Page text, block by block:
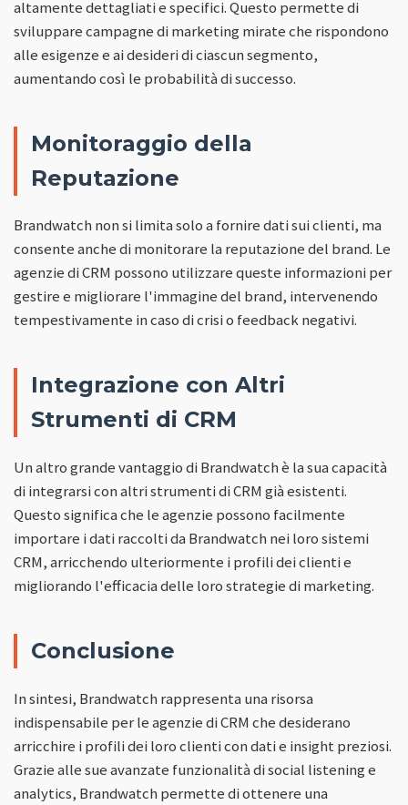
altamente dettagliati e specifici. Questo permette di
sviluppare campagne di marketing mirate che rispondono
alle esigenze e ai desideri di ciascun segmento,
aumentando così le probabilità di successo.
Monitoraggio della
Reputazione
Brandwatch non si limita solo a fornire dati sui clienti, ma
consente anche di monitorare la reputazione del brand. Le
agenzie di CRM possono utilizzare queste informazioni per
gestire e migliorare l'immagine del brand, intervenendo
tempestivamente in caso di crisi o feedback negativi.
Integrazione con Altri
Strumenti di CRM
Un altro grande vantaggio di Brandwatch è la sua capacità
di integrarsi con altri strumenti di CRM già esistenti.
Questo significa che le agenzie possono facilmente
importare i dati raccolti da Brandwatch nei loro sistemi
CRM, arricchendo ulteriormente i profili dei clienti e
migliorando l'efficacia delle loro strategie di marketing.
Conclusione
In sintesi, Brandwatch rappresenta una risorsa
indispensabile per le agenzie di CRM che desiderano
arricchire i profili dei loro clienti con dati e insight preziosi.
Grazie alle sue avanzate funzionalità di social listening e
analytics, Brandwatch permette di ottenere una